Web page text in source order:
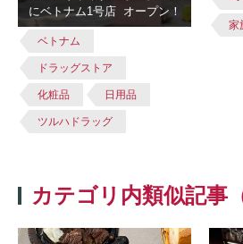
にベトナム1号店 オープン！
ベトナム
ドラッグストア
化粧品 日用品
ツルハドラッグ
家
カテゴリ内類似記事